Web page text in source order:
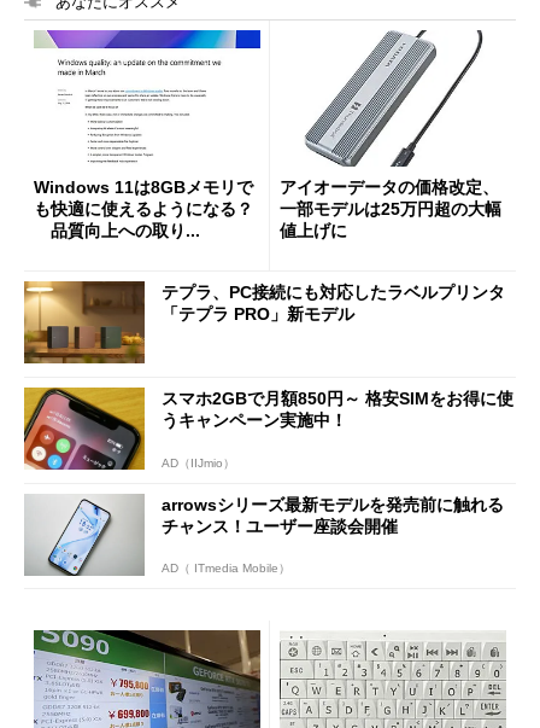
Windows 11は8GBメモリで
も快適に使えるようになる？
品質向上への取り...
アイオーデータの価格改定、
一部モデルは25万円超の大幅
値上げに
テプラ、PC接続にも対応したラベルプリンタ
「テプラ PRO」新モデル
スマホ2GBで月額850円～ 格安SIMをお得に使
うキャンペーン実施中！
AD（IIJmio）
arrowsシリーズ最新モデルを発売前に触れる
チャンス！ユーザー座談会開催
AD（ ITmedia Mobile）